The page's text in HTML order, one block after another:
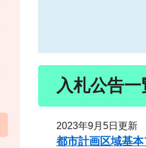
入札公告一
2023年9月5日更新
都市計画区域基